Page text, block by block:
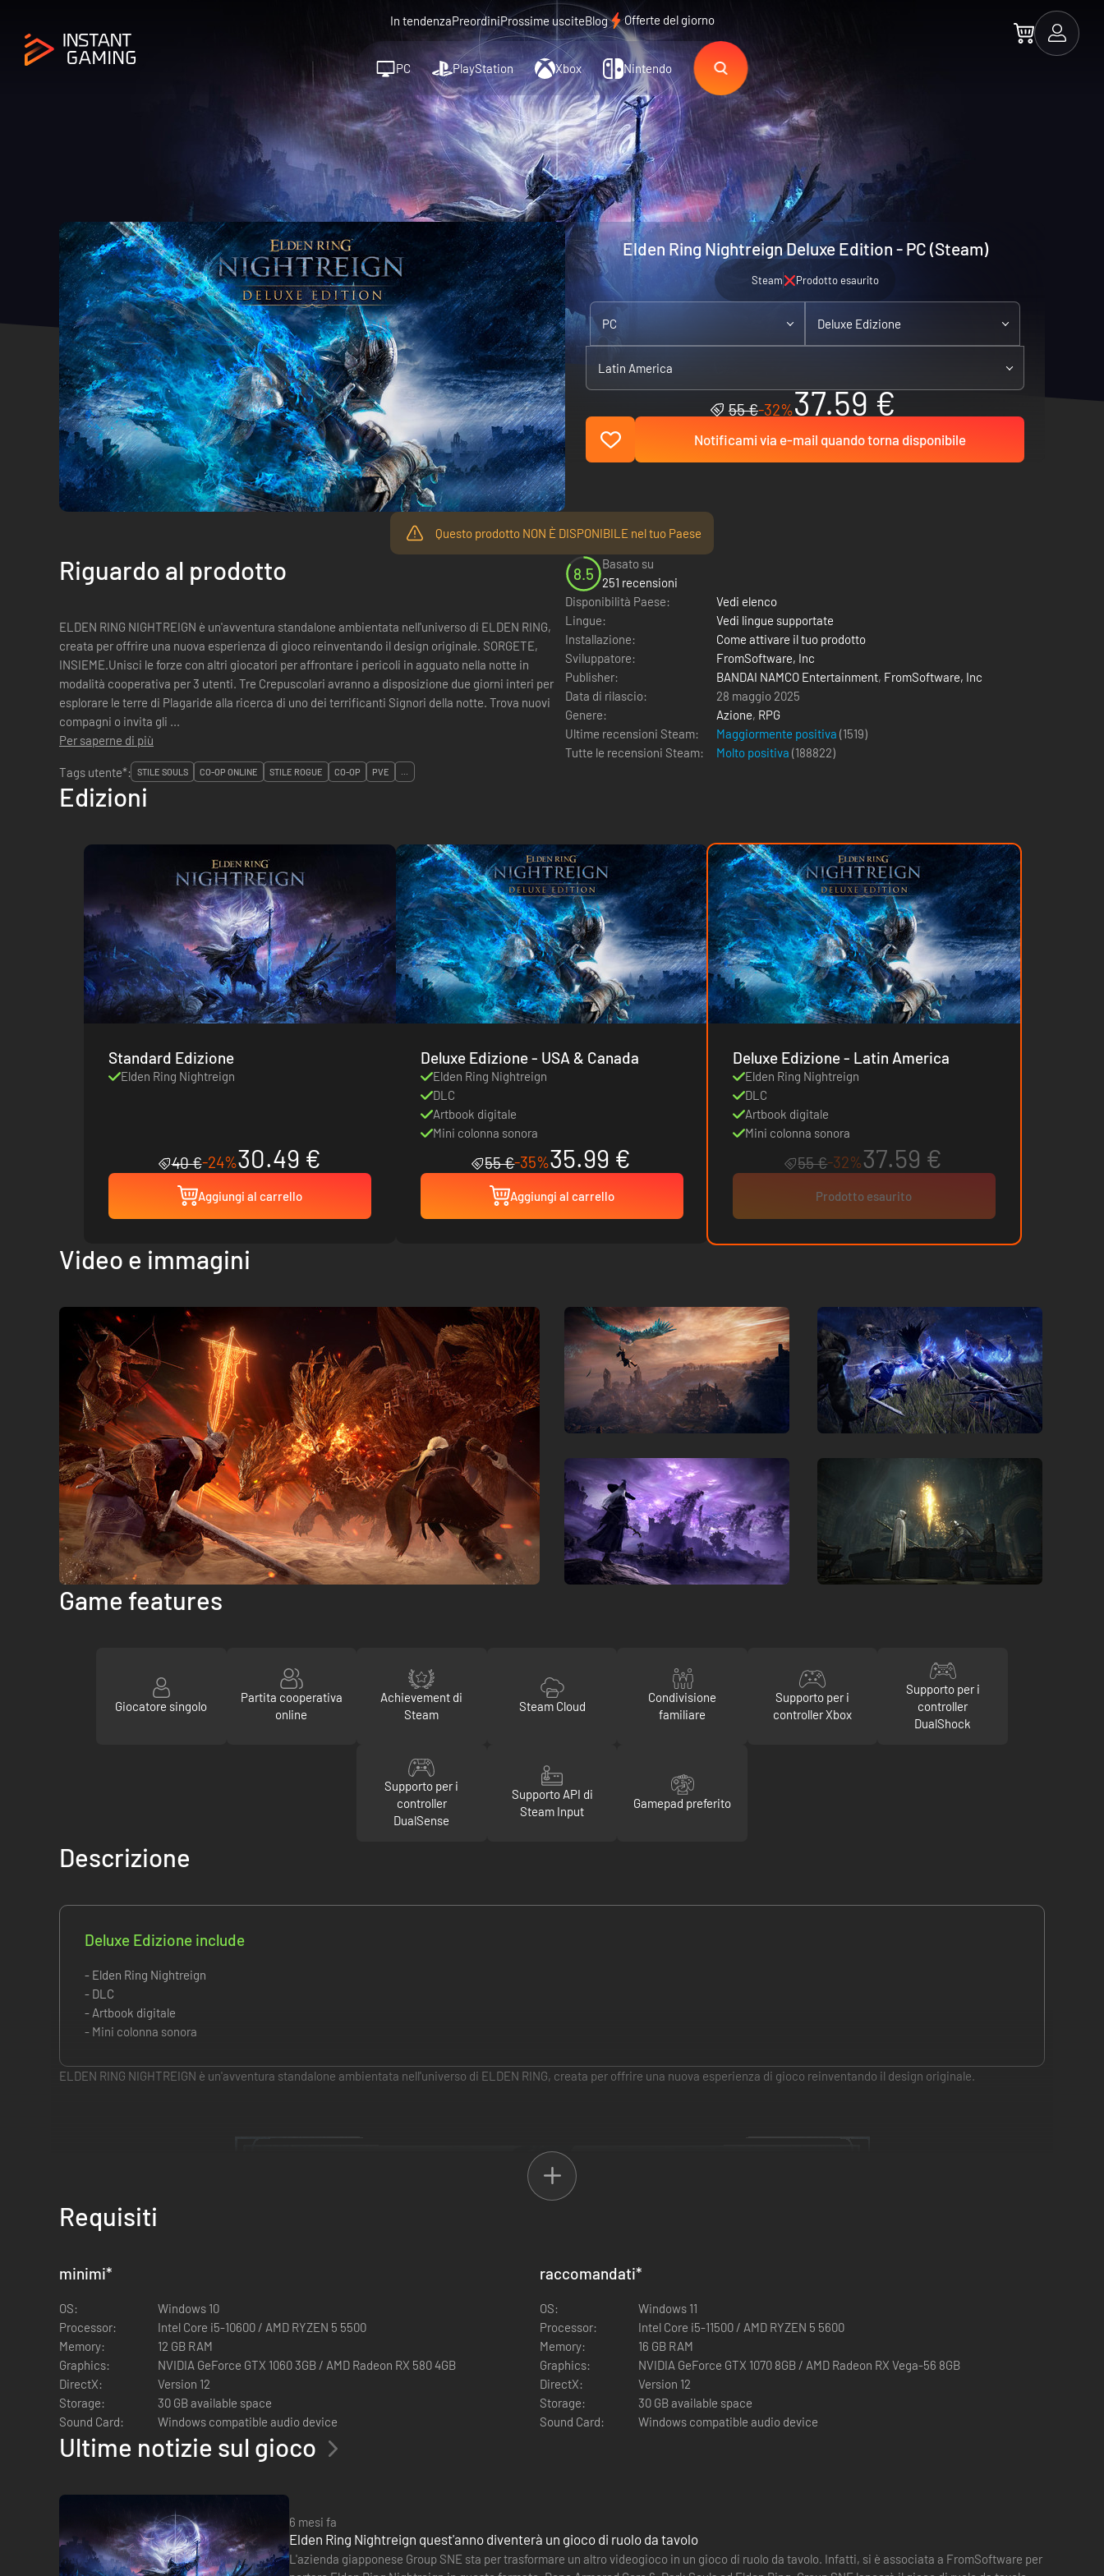
In tendenzaPreordiniProssime usciteBlog Offerte del giorno
PC PlayStation Xbox Nintendo
Elden Ring Nightreign Deluxe Edition - PC (Steam)
Steam Prodotto esaurito
PC Deluxe Edizione
Latin America
55 €-32%37.59 €
Notificami via e-mail quando torna disponibile
Questo prodotto NON È DISPONIBILE nel tuo Paese
Riguardo al prodotto
ELDEN RING NIGHTREIGN è un'avventura standalone ambientata nell'universo di ELDEN RING,
creata per offrire una nuova esperienza di gioco reinventando il design originale. SORGETE,
INSIEME.Unisci le forze con altri giocatori per affrontare i pericoli in agguato nella notte in
modalità cooperativa per 3 utenti. Tre Crepuscolari avranno a disposizione due giorni interi per
esplorare le terre di Plagaride alla ricerca di uno dei terrificanti Signori della notte. Trova nuovi
compagni o invita gli ...
Per saperne di più
8.5
Basato su
251 recensioni
Disponibilità Paese:
Vedi elenco
Lingue:
Vedi lingue supportate
Installazione:
Come attivare il tuo prodotto
Sviluppatore:
FromSoftware, Inc
Publisher:
BANDAI NAMCO Entertainment, FromSoftware, Inc
Data di rilascio:
28 maggio 2025
Genere:
Azione, RPG
Ultime recensioni Steam:
Maggiormente positiva (1519)
Tutte le recensioni Steam:
Molto positiva (188822)
Tags utente*:
STILE SOULS CO-OP ONLINE STILE ROGUE CO-OP PVE ...
Edizioni
Standard Edizione
Elden Ring Nightreign
40 €-24%30.49 €
Aggiungi al carrello
Deluxe Edizione - USA & Canada
Elden Ring Nightreign
DLC
Artbook digitale
Mini colonna sonora
55 €-35%35.99 €
Aggiungi al carrello
Deluxe Edizione - Latin America
Elden Ring Nightreign
DLC
Artbook digitale
Mini colonna sonora
55 €-32%37.59 €
Prodotto esaurito
Video e immagini
Game features
Giocatore singolo
Partita cooperativa
online
Achievement di
Steam
Steam Cloud
Condivisione
familiare
Supporto per i
controller Xbox
Supporto per i
controller
DualShock
Supporto per i
controller
DualSense
Supporto API di
Steam Input
Gamepad preferito
Descrizione
Deluxe Edizione include
- Elden Ring Nightreign
- DLC
- Artbook digitale
- Mini colonna sonora
ELDEN RING NIGHTREIGN è un'avventura standalone ambientata nell'universo di ELDEN RING, creata per offrire una nuova esperienza di gioco reinventando il design originale.
SORGETE, INSIEME.
Requisiti
minimi*
OS:
Windows 10
Processor:
Intel Core i5-10600 / AMD RYZEN 5 5500
Memory:
12 GB RAM
Graphics:
NVIDIA GeForce GTX 1060 3GB / AMD Radeon RX 580 4GB
DirectX:
Version 12
Storage:
30 GB available space
Sound Card:
Windows compatible audio device
raccomandati*
OS:
Windows 11
Processor:
Intel Core i5-11500 / AMD RYZEN 5 5600
Memory:
16 GB RAM
Graphics:
NVIDIA GeForce GTX 1070 8GB / AMD Radeon RX Vega-56 8GB
DirectX:
Version 12
Storage:
30 GB available space
Sound Card:
Windows compatible audio device
Ultime notizie sul gioco
6 mesi fa
Elden Ring Nightreign quest'anno diventerà un gioco di ruolo da tavolo
L'azienda giapponese Group SNE sta per trasformare un altro videogioco in un gioco di ruolo da tavolo. Infatti, si è associata a FromSoftware per